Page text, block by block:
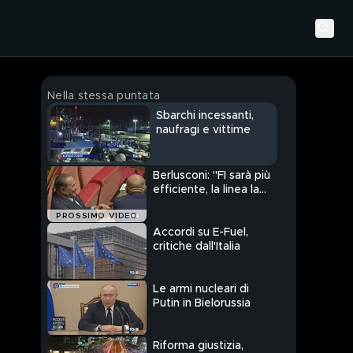
Nella stessa puntata
Sbarchi incessanti,
naufragi e vittime
PROSSIMO VIDEO
Berlusconi: "FI sarà più
efficiente, la linea la
Accordi su E-Fuel,
critiche dall'Italia
Le armi nucleari di
Putin in Bielorussia
Riforma giustizia,